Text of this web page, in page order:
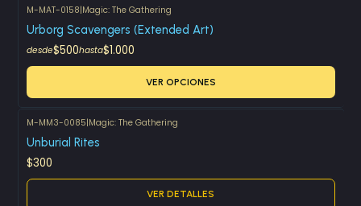
M-MAT-0158|Magic: The Gathering
Urborg Scavengers (Extended Art)
desde$500hasta$1.000
VER OPCIONES
Agotado
M-MM3-0085|Magic: The Gathering
Unburial Rites
$300
VER DETALLES